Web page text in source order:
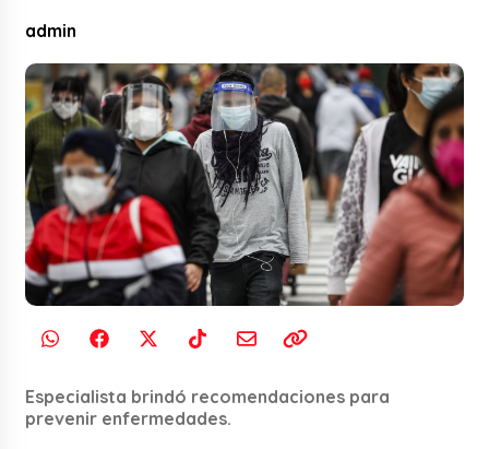
admin
Especialista brindó recomendaciones para
prevenir enfermedades.